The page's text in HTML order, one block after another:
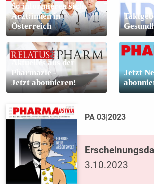
So informieren sich
Ärzt:innen in
Österreich
Aktuelles aus der
Pharmazie -
Jetzt abonnieren!
Jetzt
PA 03|2023
3.10.2023